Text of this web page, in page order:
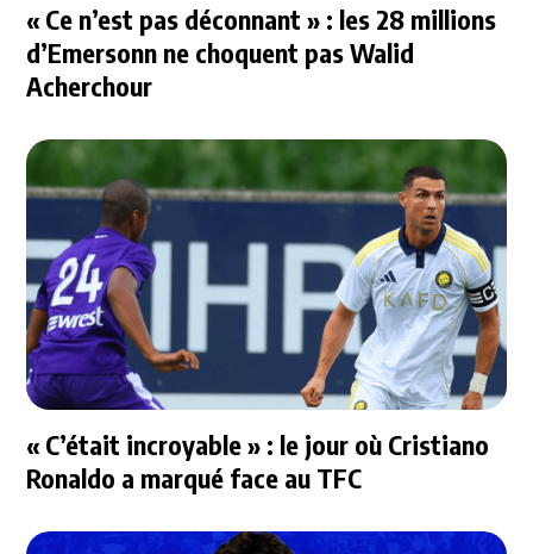
« Ce n’est pas déconnant » : les 28 millions
d’Emersonn ne choquent pas Walid
Acherchour
« C’était incroyable » : le jour où Cristiano
Ronaldo a marqué face au TFC